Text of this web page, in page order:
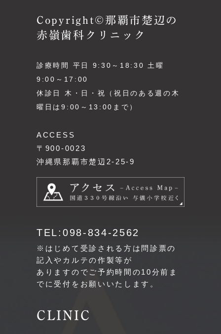
Copyright©那覇市楚辺の
赤嶺歯科クリニック
診療時間 平日 9:30～18:30 土曜
9:00～17:00
休診日 木・日・祝（祝日のある週の木
曜日は9:00～13:00まで）
ACCESS
〒900-0023
沖縄県那覇市楚辺2-25-9
TEL:098-834-2562
※はじめて受診される方は問診票の
記入やカルテの作製等が
ありますのでご予約時間の10分前ま
でに受付をお願いいたします。
CLINIC